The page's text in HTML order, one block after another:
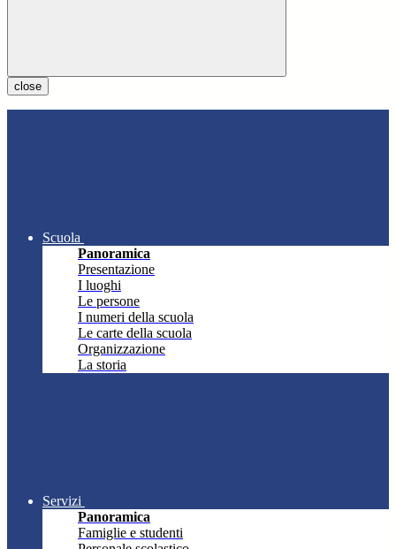
close
Scuola
Panoramica
Presentazione
I luoghi
Le persone
I numeri della scuola
Le carte della scuola
Organizzazione
La storia
Servizi
Panoramica
Famiglie e studenti